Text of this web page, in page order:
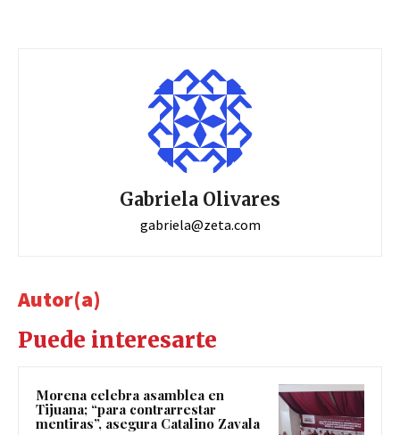
Gabriela Olivares
gabriela@zeta.com
Autor(a)
Puede interesarte
Morena celebra asamblea en
Tijuana; “para contrarrestar
mentiras”, asegura Catalino Zavala